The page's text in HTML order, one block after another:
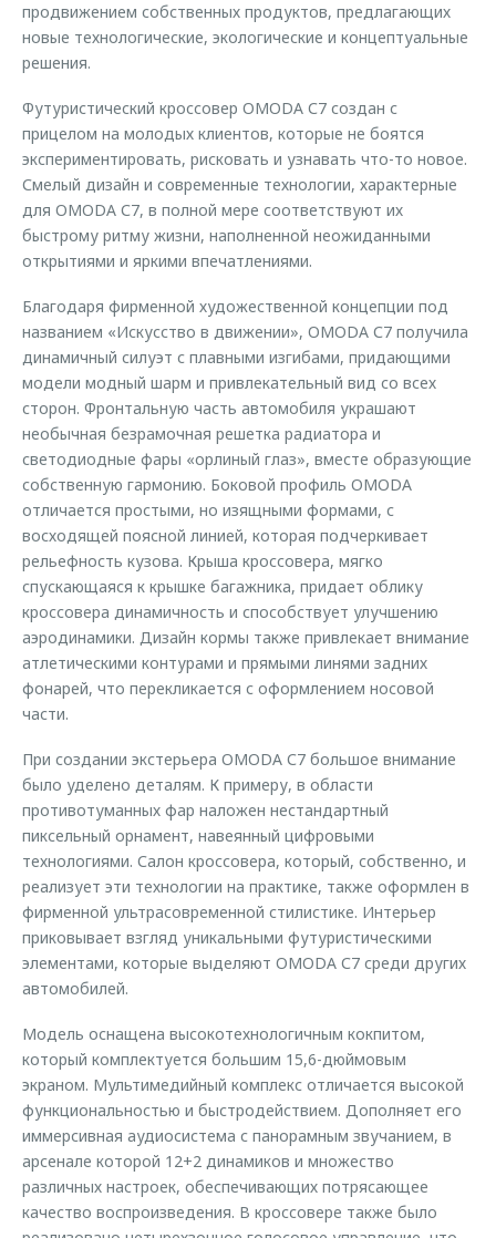
продвижением собственных продуктов, предлагающих
новые технологические, экологические и концептуальные
решения.
Футуристический кроссовер OMODA С7 создан с
прицелом на молодых клиентов, которые не боятся
экспериментировать, рисковать и узнавать что-то новое.
Смелый дизайн и современные технологии, характерные
для OMODA С7, в полной мере соответствуют их
быстрому ритму жизни, наполненной неожиданными
открытиями и яркими впечатлениями.
Благодаря фирменной художественной концепции под
названием «Искусство в движении», OMODA С7 получила
динамичный силуэт с плавными изгибами, придающими
модели модный шарм и привлекательный вид со всех
сторон. Фронтальную часть автомобиля украшают
необычная безрамочная решетка радиатора и
светодиодные фары «орлиный глаз», вместе образующие
собственную гармонию. Боковой профиль OMODA
отличается простыми, но изящными формами, с
восходящей поясной линией, которая подчеркивает
рельефность кузова. Крыша кроссовера, мягко
спускающаяся к крышке багажника, придает облику
кроссовера динамичность и способствует улучшению
аэродинамики. Дизайн кормы также привлекает внимание
атлетическими контурами и прямыми линями задних
фонарей, что перекликается с оформлением носовой
части.
При создании экстерьера OMODA С7 большое внимание
было уделено деталям. К примеру, в области
противотуманных фар наложен нестандартный
пиксельный орнамент, навеянный цифровыми
технологиями. Салон кроссовера, который, собственно, и
реализует эти технологии на практике, также оформлен в
фирменной ультрасовременной стилистике. Интерьер
приковывает взгляд уникальными футуристическими
элементами, которые выделяют OMODA С7 среди других
автомобилей.
Модель оснащена высокотехнологичным кокпитом,
который комплектуется большим 15,6-дюймовым
экраном. Мультимедийный комплекс отличается высокой
функциональностью и быстродействием. Дополняет его
иммерсивная аудиосистема с панорамным звучанием, в
арсенале которой 12+2 динамиков и множество
различных настроек, обеспечивающих потрясающее
качество воспроизведения. В кроссовере также было